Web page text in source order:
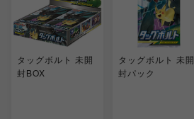
タッグボルト 未開
封BOX
タッグボルト 未開
封パック